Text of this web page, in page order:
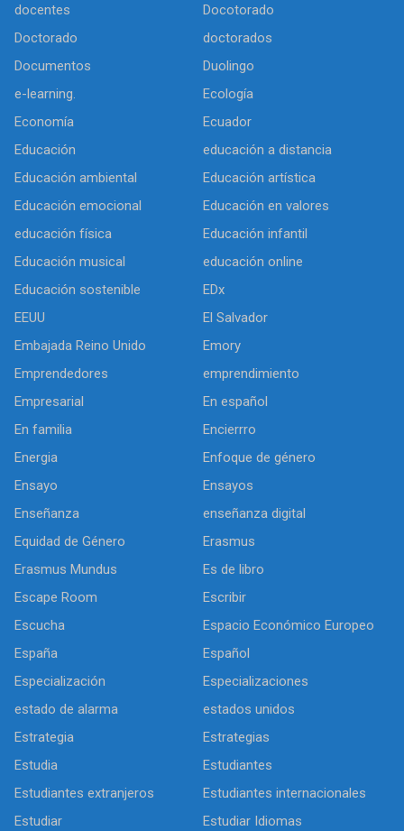
docentes
Docotorado
Doctorado
doctorados
Documentos
Duolingo
e-learning.
Ecología
Economía
Ecuador
Educación
educación a distancia
Educación ambiental
Educación artística
Educación emocional
Educación en valores
educación física
Educación infantil
Educación musical
educación online
Educación sostenible
EDx
EEUU
El Salvador
Embajada Reino Unido
Emory
Emprendedores
emprendimiento
Empresarial
En español
En familia
Encierrro
Energia
Enfoque de género
Ensayo
Ensayos
Enseñanza
enseñanza digital
Equidad de Género
Erasmus
Erasmus Mundus
Es de libro
Escape Room
Escribir
Escucha
Espacio Económico Europeo
España
Español
Especialización
Especializaciones
estado de alarma
estados unidos
Estrategia
Estrategias
Estudia
Estudiantes
Estudiantes extranjeros
Estudiantes internacionales
Estudiar
Estudiar Idiomas